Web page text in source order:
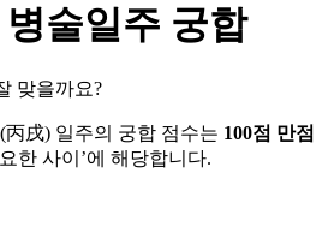
병술일주 궁합
맞을까요?
(丙戌) 일주의 궁합 점수는 100점 만점
한 사이 ’에 해당합니다.